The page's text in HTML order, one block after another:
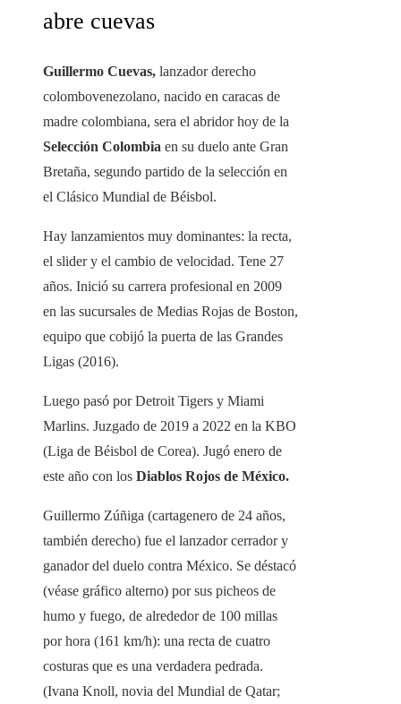
abre cuevas
Guillermo Cuevas, lanzador derecho
colombovenezolano, nacido en caracas de
madre colombiana, sera el abridor hoy de la
Selección Colombia en su duelo ante Gran
Bretaña, segundo partido de la selección en
el Clásico Mundial de Béisbol.
Hay lanzamientos muy dominantes: la recta,
el slider y el cambio de velocidad. Tene 27
años. Inició su carrera profesional en 2009
en las sucursales de Medias Rojas de Boston,
equipo que cobijó la puerta de las Grandes
Ligas (2016).
Luego pasó por Detroit Tigers y Miami
Marlins. Juzgado de 2019 a 2022 en la KBO
(Liga de Béisbol de Corea). Jugó enero de
este año con los Diablos Rojos de México.
Guillermo Zúñiga (cartagenero de 24 años,
también derecho) fue el lanzador cerrador y
ganador del duelo contra México. Se déstacó
(véase gráfico alterno) por sus picheos de
humo y fuego, de alrededor de 100 millas
por hora (161 km/h): una recta de cuatro
costuras que es una verdadera pedrada.
(Ivana Knoll, novia del Mundial de Qatar;